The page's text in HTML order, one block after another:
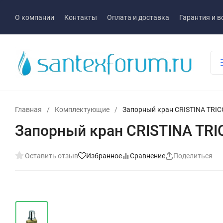
О компании Контакты Оплата и доставка Гарантия и
Главная / Комплектующие / Запорный кран CRISTINA
Запорный кран CRISTINA
Оставить отзыв Избранное Сравнение Поделиться